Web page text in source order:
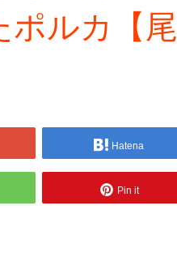
ポルカ【尾
Hatena
Pin it